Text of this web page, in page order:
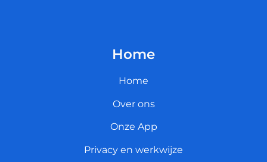
Home
Home
Over ons
Onze App
Privacy en werkwijze